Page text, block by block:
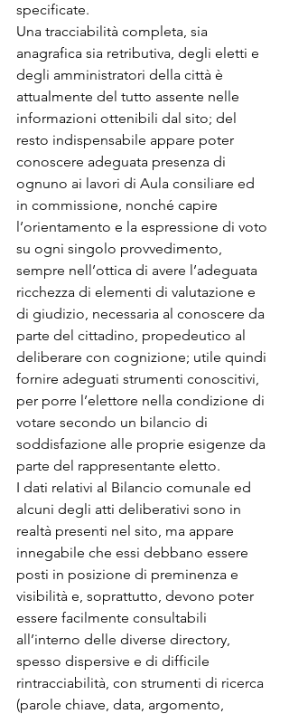
specificate.
Una tracciabilità completa, sia
anagrafica sia retributiva, degli eletti e
degli amministratori della città è
attualmente del tutto assente nelle
informazioni ottenibili dal sito; del
resto indispensabile appare poter
conoscere adeguata presenza di
ognuno ai lavori di Aula consiliare ed
in commissione, nonché capire
l’orientamento e la espressione di voto
su ogni singolo provvedimento,
sempre nell’ottica di avere l’adeguata
ricchezza di elementi di valutazione e
di giudizio, necessaria al conoscere da
parte del cittadino, propedeutico al
deliberare con cognizione; utile quindi
fornire adeguati strumenti conoscitivi,
per porre l’elettore nella condizione di
votare secondo un bilancio di
soddisfazione alle proprie esigenze da
parte del rappresentante eletto.
I dati relativi al Bilancio comunale ed
alcuni degli atti deliberativi sono in
realtà presenti nel sito, ma appare
innegabile che essi debbano essere
posti in posizione di preminenza e
visibilità e, soprattutto, devono poter
essere facilmente consultabili
all’interno delle diverse directory,
spesso dispersive e di difficile
rintracciabilità, con strumenti di ricerca
(parole chiave, data, argomento,